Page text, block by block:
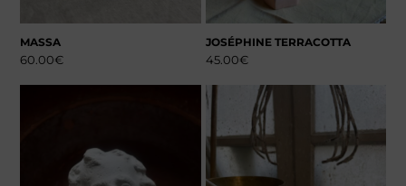
MASSA
60.00€
JOSÉPHINE TERRACOTTA
45.00€